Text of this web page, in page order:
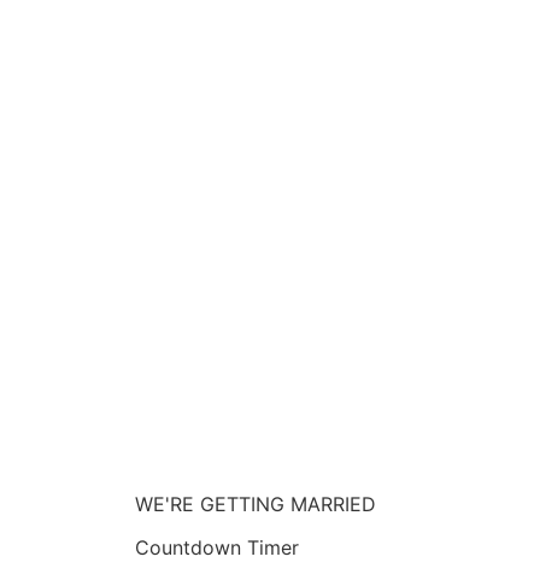
WE'RE GETTING MARRIED
Countdown Timer